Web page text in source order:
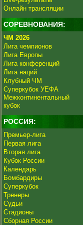
Онлайн трансляции
СОРЕВНОВАНИЯ:
ЧМ 2026
Лига чемпионов
Лига Европы
Лига конференций
Лига наций
Клубный ЧМ
Суперкубок УЕФА
Межконтинентальный
кубок
РОССИЯ:
Премьер-лига
Первая лига
Вторая лига
Кубок России
Календарь
Бомбардиры
Суперкубок
Тренеры
Судьи
Стадионы
Сборная России